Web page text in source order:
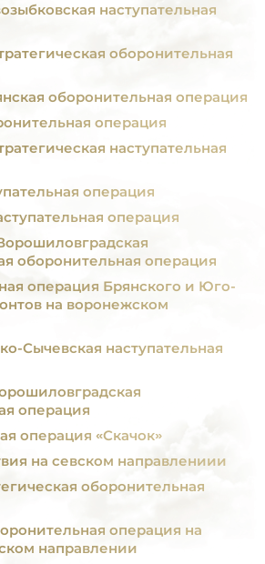
наступательная
оборонительная
оборонительная операция
операция
наступательная
операция
операция
оборонительная операция
операция Брянского и Юго-
на воронежском
Сычевская наступательная
операция
операция «Скачок»
на севском направлениии
оборонительная
операция на
направлении